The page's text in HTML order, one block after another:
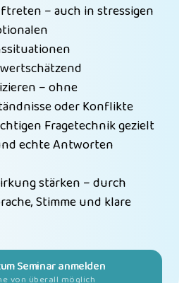
– auch in stressigen
– ohne
oder Konflikte
Fragetechnik gezielt
echte Antworten
stärken – durch
Stimme und klare
Seminar anmelden
von überall möglich